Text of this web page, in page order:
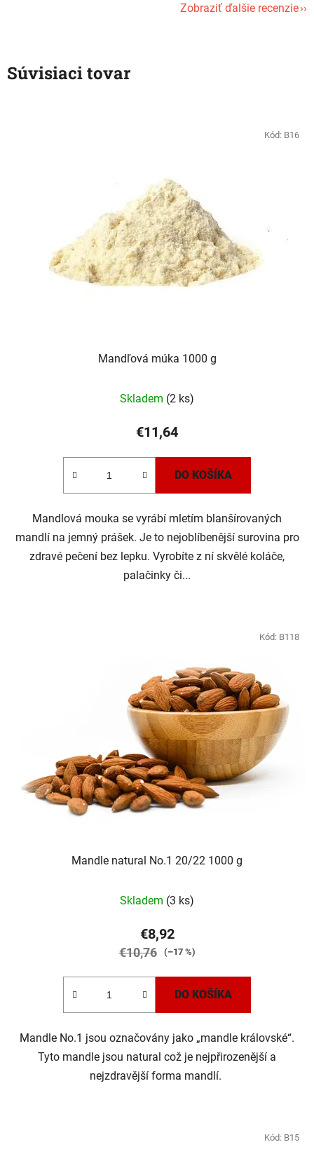
Zobraziť ďalšie recenzie
Súvisiaci tovar
Mandľová múka 1000 g
Skladem (2 ks)
€11,64
DO KOŠÍKA
Mandlová mouka se vyrábí mletím blanšírovaných
mandlí na jemný prášek. Je to nejoblíbenější surovina pro
zdravé pečení bez lepku. Vyrobíte z ní skvělé koláče,
palačinky či...
Kód: B16
Mandle natural No.1 20/22 1000 g
Skladem (3 ks)
€8,92
€10,76 (–17 %)
DO KOŠÍKA
Mandle No.1 jsou označovány jako „mandle královské“.
Tyto mandle jsou natural což je nejpřirozenější a
nejzdravější forma mandlí.
Kód: B118
Kód: B15